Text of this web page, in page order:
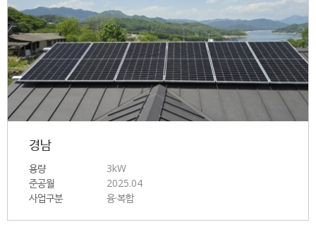
경남
용량
3kW
준공월
2025.04
사업구분
융·복합